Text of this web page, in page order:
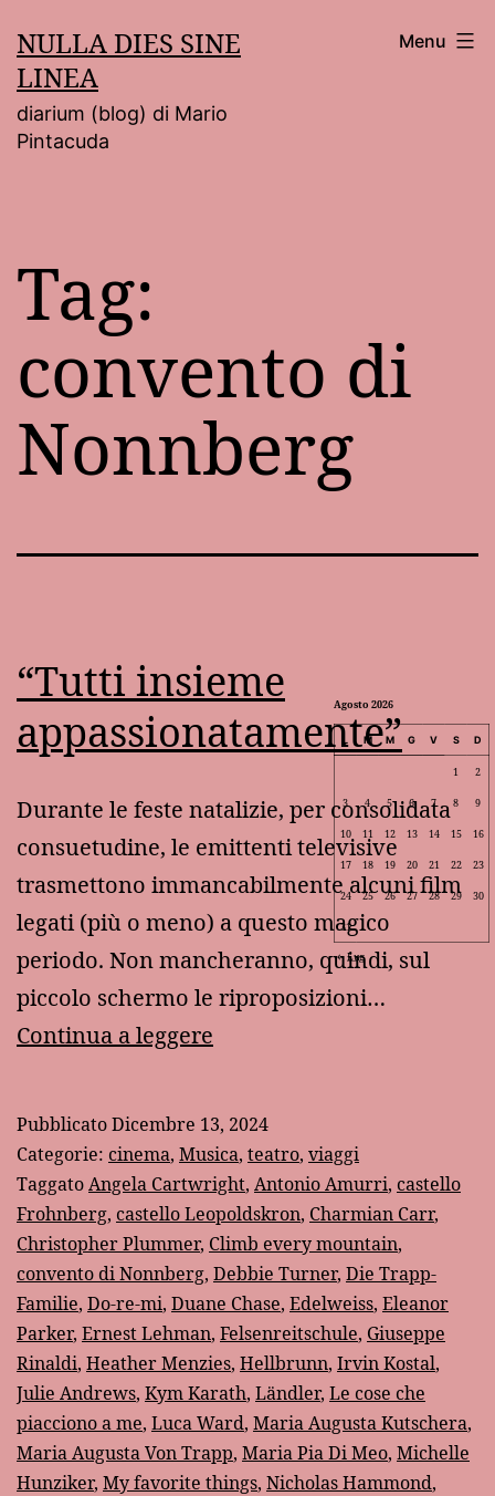
al
contenuto
NULLA DIES SINE
LINEA
diarium (blog) di Mario
Pintacuda
Menu
Tag:
convento di
Nonnberg
“Tutti insieme
appassionatamente”
Durante le feste natalizie, per consolidata
consuetudine, le emittenti televisive
trasmettono immancabilmente alcuni film
legati (più o meno) a questo magico
periodo. Non mancheranno, quindi, sul
piccolo schermo le riproposizioni…
Continua a leggere
PubblicatoDicembre 13, 2024
Categorie: cinema, Musica, teatro, viaggi
TaggatoAngela Cartwright, Antonio Amurri, castello
Frohnberg, castello Leopoldskron, Charmian Carr,
Christopher Plummer, Climb every mountain,
convento di Nonnberg, Debbie Turner, Die Trapp-
Familie, Do-re-mi, Duane Chase, Edelweiss, Eleanor
Parker, Ernest Lehman, Felsenreitschule, Giuseppe
Rinaldi, Heather Menzies, Hellbrunn, Irvin Kostal,
Julie Andrews, Kym Karath, Ländler, Le cose che
piacciono a me, Luca Ward, Maria Augusta Kutschera,
Maria Augusta Von Trapp, Maria Pia Di Meo, Michelle
Hunziker, My favorite things, Nicholas Hammond,
Agosto 2026
L M M G V S D
1 2
3 4 5 6 7 8 9
10 11 12 13 14 15 16
17 18 19 20 21 22 23
24 25 26 27 28 29 30
31
Lug